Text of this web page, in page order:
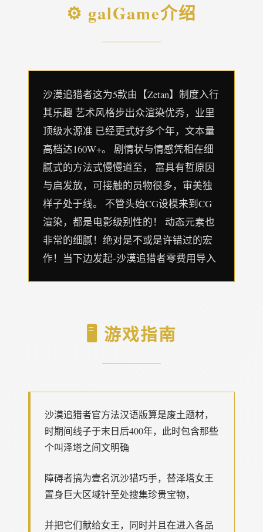
⚙️ galGame介绍
沙漠追猎者这为5款由【Zetan】制度入行
其乐趣 艺术风格步出众渲染优秀，业里
顶级水源准 已经更式好多个年，文本量
高档达160W+。 剧情状与情感凭相在细
腻式的方法式慢慢道至， 富具有哲原因
与启发放，可接触的员物很多，审美独
样子处于线。 不管头始CG设模来到CG
渲染，都是电影级别性的！ 动态元素也
非常的细腻！绝对是不或是许错过的宏
作！当下边发起-沙漠追猎者零费用导入
🖥️ 游戏指南
沙漠追猎者官方法汉语版算是废土题材，
时期间线子于末日后400年，此时包含那些
个叫泽塔之间文明确
障碍者搞为壹名沉沙猎巧手，替泽塔女王
置身巨大区域针至处搜集珍贵宝物，
并把它们献给女王，同时并且在进入各品